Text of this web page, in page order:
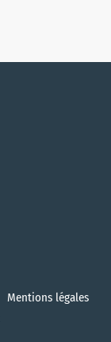
Mentions légales